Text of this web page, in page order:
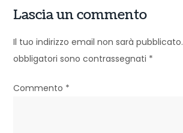
g
a
z
i
Lascia un commento
Il tuo indirizzo email non sarà pubblicato.
obbligatori sono contrassegnati *
Commento *